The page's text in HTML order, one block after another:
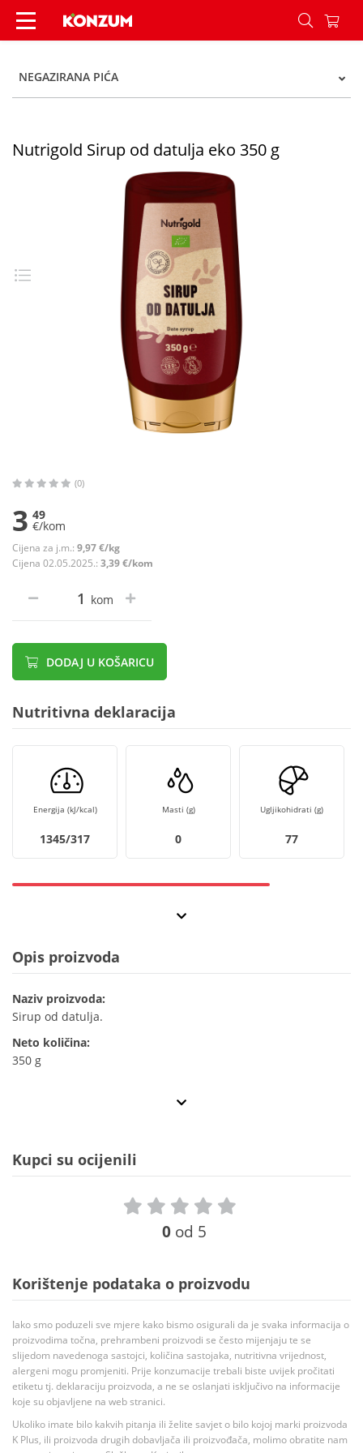
Nutrigold Sirup od datulja eko 350 g - Konzum
NEGAZIRANA PIĆA
Nutrigold Sirup od datulja eko 350 g
(0)
3 49
€/kom
Cijena za j.m.: 9,97 €/kg
Cijena 02.05.2025.: 3,39 €/kom
kom
DODAJ U KOŠARICU
Nutritivna deklaracija
Energija (kJ/kcal)
1345/317
Masti (g)
0
Ugljikohidrati (g)
77
Opis proizvoda
Naziv proizvoda:
Sirup od datulja.
Neto količina:
350 g
Kupci su ocijenili
0 od 5
Korištenje podataka o proizvodu
Iako smo poduzeli sve mjere kako bismo osigurali da je svaka informacija o
proizvodima točna, prehrambeni proizvodi se često mijenjaju te se
slijedom navedenoga sastojci, količina sastojaka, nutritivna vrijednost,
alergeni mogu promjeniti. Prije konzumacije trebali biste uvijek pročitati
etiketu tj. deklaraciju proizvoda, a ne se oslanjati isključivo na informacije
koje su objavljene na web stranici.
Ukoliko imate bilo kakvih pitanja ili želite savjet o bilo kojoj marki proizvoda
K Plus, ili proizvoda drugih dobavljača ili proizvođača, molimo obratite nam